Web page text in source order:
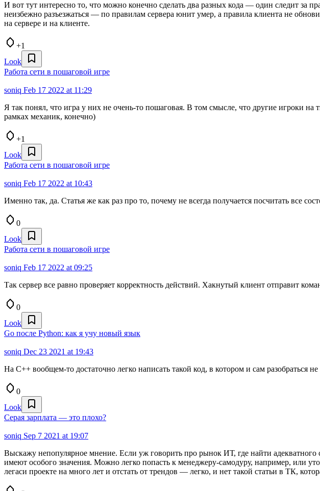
И вот тут интересно то, что можно конечно сделать два разных кода — один следит за
неизбежно разъезжаться — по правилам сервера юнит умер, а правила клиента не
на сервере и на клиенте.
+1
Look
Работа сети в пошаговой игре
soniq Feb 17 2022 at 11:29
Я так понял, что игра у них не очень-то пошаговая. В том смысле, что другие игроки
рамках механик, конечно)
+1
Look
Работа сети в пошаговой игре
soniq Feb 17 2022 at 10:43
Именно так, да. Статья же как раз про то, почему не всегда получается посчитать все
0
Look
Работа сети в пошаговой игре
soniq Feb 17 2022 at 09:25
Так сервер все равно проверяет корректность действий. Хакнутый клиент отправит
0
Look
Go после Python: как я учу новый язык
soniq Dec 23 2021 at 19:43
На С++ вообщем-то достаточно легко написать такой код, в котором и сам разобраться
0
Look
Серая зарплата — это плохо?
soniq Sep 7 2021 at 19:07
Выскажу непопулярное мнение. Если уж говорить про рынок ИТ, где найти
имеют особого значения. Можно легко попасть к менеджеру-самодуру, например, или
легаси проекте на много лет и отстать от трендов — легко, и нет такой статьи в ТК,